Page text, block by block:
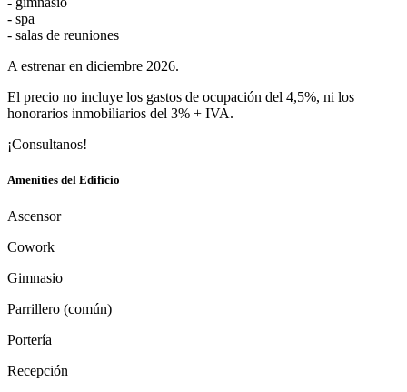
- spa
- salas de reuniones
A estrenar en diciembre 2026.
El precio no incluye los gastos de ocupación del 4,5%, ni los
honorarios inmobiliarios del 3% + IVA.
¡Consultanos!
Amenities del Edificio
Ascensor
Cowork
Gimnasio
Parrillero (común)
Portería
Recepción